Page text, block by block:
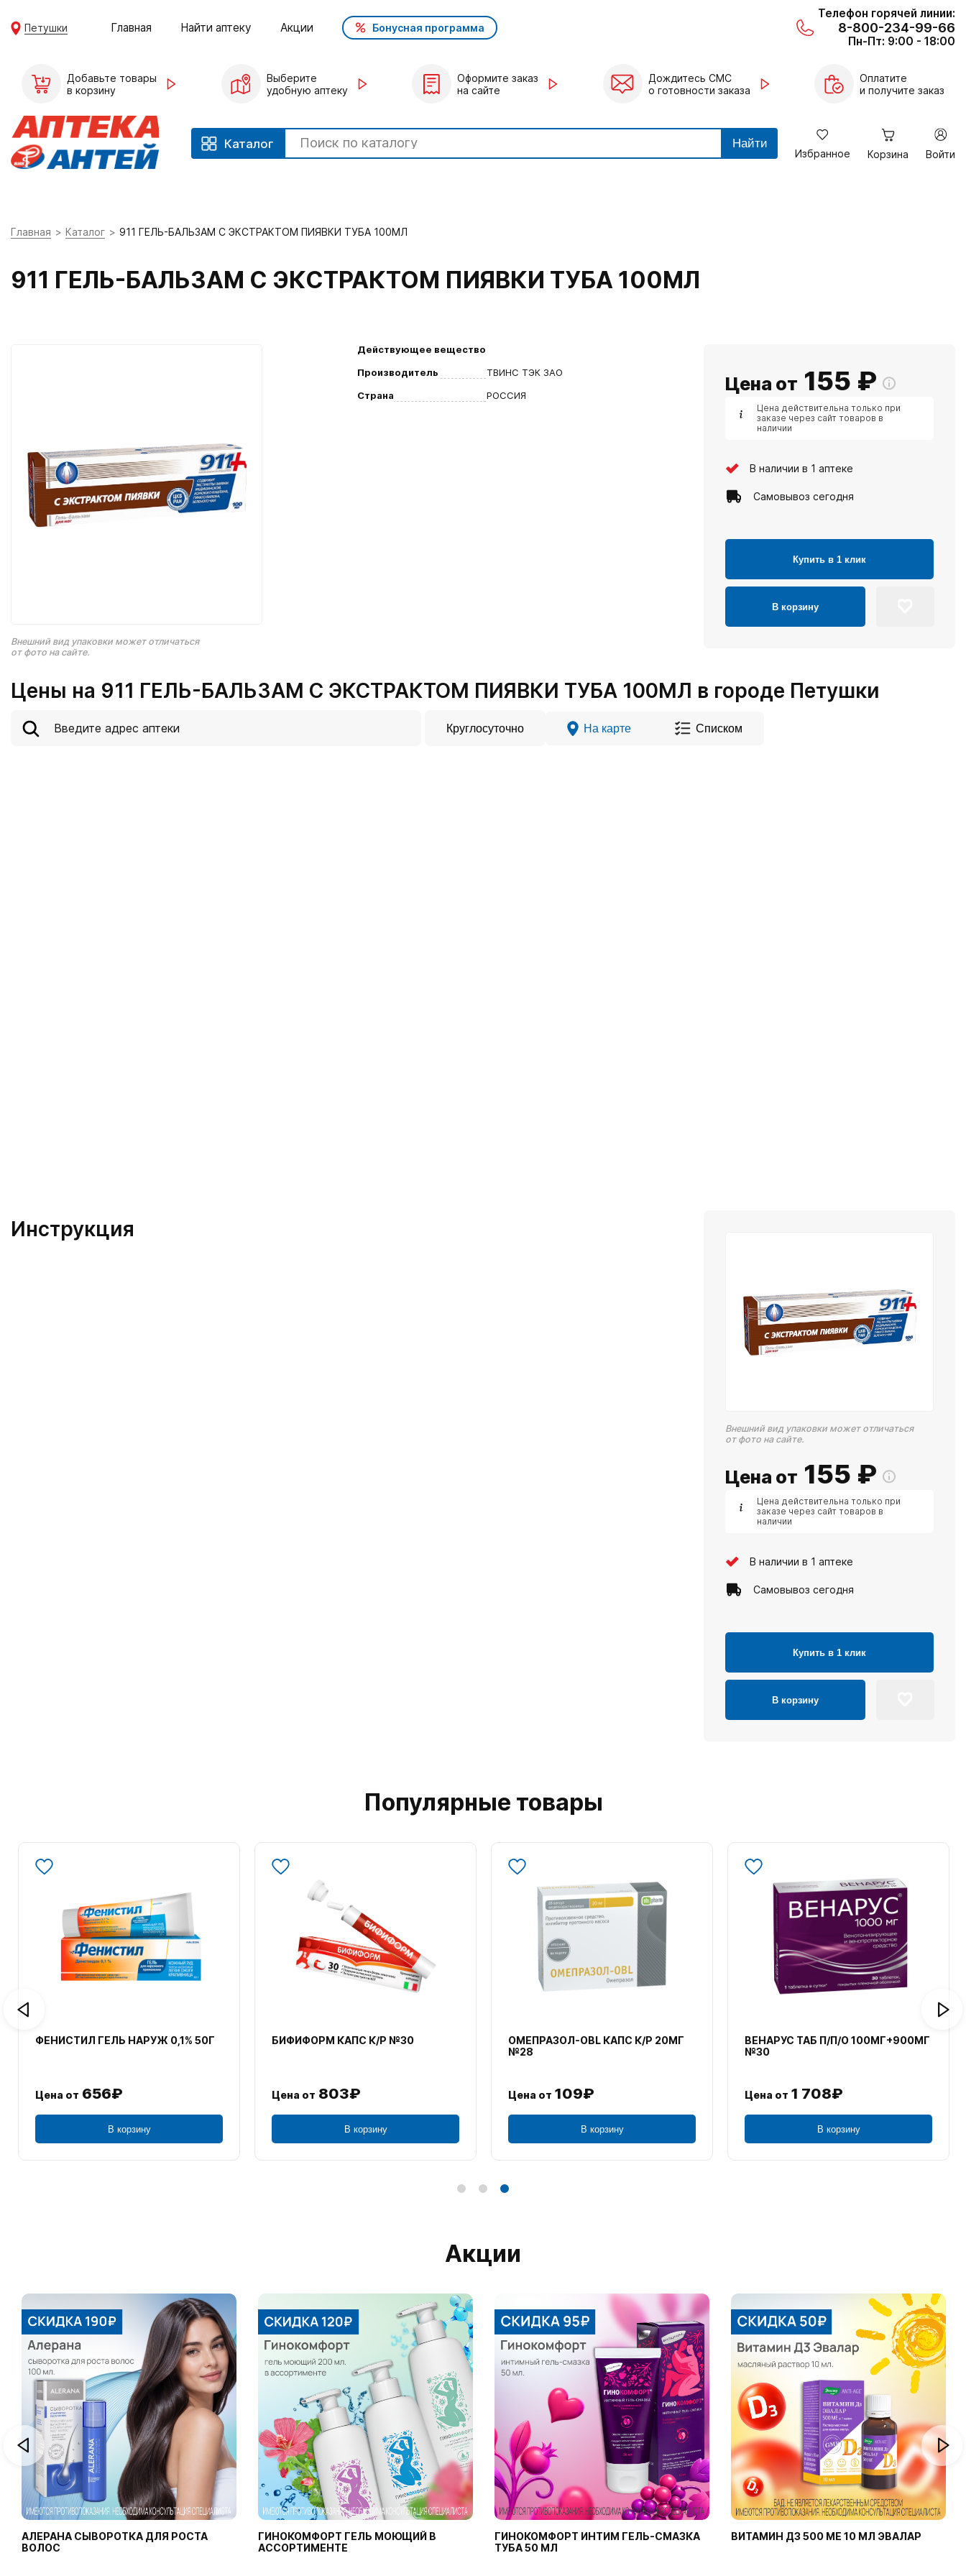
Петушки Главная Найти аптеку Акции Бонусная программа
Телефон горячей линии:
8-800-234-99-66
Пн-Пт: 9:00 - 18:00
Добавьте товары
в корзину
Выберите
удобную аптеку
Оформите заказ
на сайте
Дождитесь СМС
о готовности заказа
Оплатите
и получите заказ
Каталог Найти
Избранное Корзина Войти
Главная Каталог 911 ГЕЛЬ-БАЛЬЗАМ С ЭКСТРАКТОМ ПИЯВКИ ТУБА 100МЛ
911 ГЕЛЬ-БАЛЬЗАМ С ЭКСТРАКТОМ ПИЯВКИ ТУБА 100МЛ
Внешний вид упаковки может отличаться
от фото на сайте.
Действующее вещество
Производитель
ТВИНС ТЭК ЗАО
Страна
РОССИЯ
Цена от 155 ₽
Цена действительна только при
заказе через сайт товаров в
наличии
В наличии в 1 аптеке
Самовывоз сегодня
Купить в 1 клик
В корзину
Цены на 911 ГЕЛЬ-БАЛЬЗАМ С ЭКСТРАКТОМ ПИЯВКИ ТУБА 100МЛ в городе Петушки
Круглосуточно На карте Списком
Инструкция
Внешний вид упаковки может отличаться
от фото на сайте.
Цена от 155 ₽
Цена действительна только при
заказе через сайт товаров в
наличии
В наличии в 1 аптеке
Самовывоз сегодня
Купить в 1 клик
В корзину
Популярные товары
ФЕНИСТИЛ ГЕЛЬ НАРУЖ 0,1% 50Г
Цена от 656₽
В корзину
БИФИФОРМ КАПС К/Р №30
Цена от 803₽
В корзину
ОМЕПРАЗОЛ-OBL КАПС К/Р 20МГ
№28
Цена от 109₽
В корзину
ВЕНАРУС ТАБ П/П/О 100МГ+900МГ
№30
Цена от 1 708₽
В корзину
Акции
АЛЕРАНА СЫВОРОТКА ДЛЯ РОСТА
ВОЛОС
ГИНОКОМФОРТ ГЕЛЬ МОЮЩИЙ В
АССОРТИМЕНТЕ
ГИНОКОМФОРТ ИНТИМ ГЕЛЬ-СМАЗКА
ТУБА 50 МЛ
ВИТАМИН Д3 500 МЕ 10 МЛ ЭВАЛАР